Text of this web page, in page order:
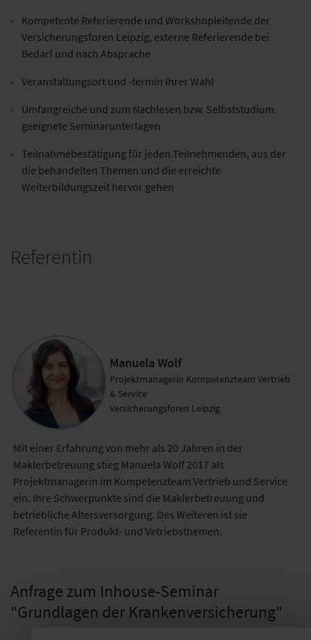
Kompetente Referierende und Workshopleitende der
Versicherungsforen Leipzig, externe Referierende bei
Bedarf und nach Absprache
Veranstaltungsort und -termin Ihrer Wahl
Umfangreiche und zum Nachlesen bzw. Selbststudium
geeignete Seminarunterlagen
Teilnahmebestätigung für jeden Teilnehmenden, aus der
die behandelten Themen und die erreichte
Weiterbildungszeit hervor gehen
Referentin
Manuela Wolf
Projektmanagerin Kompetenzteam Vertrieb
& Service
Versicherungsforen Leipzig
Mit einer Erfahrung von mehr als 20 Jahren in der
Maklerbetreuung stieg Manuela Wolf 2017 als
Projektmanagerin im Kompetenzteam Vertrieb und Service
ein. Ihre Schwerpunkte sind die Maklerbetreuung und
betriebliche Altersversorgung. Des Weiteren ist sie
Referentin für Produkt- und Vetriebsthemen.
Anfrage zum Inhouse-Seminar
"Grundlagen der Krankenversicherung"